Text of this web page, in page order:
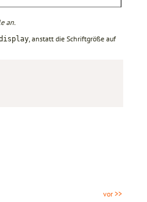
an.
, anstatt die Schriftgröße auf
vor >>